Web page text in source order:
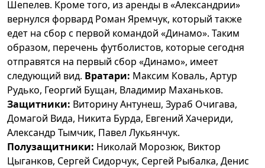
Шепелев. Кроме того, из аренды в «Александрии»
вернулся форвард Роман Яремчук, который также
едет на сбор с первой командой «Динамо». Таким
образом, перечень футболистов, которые сегодня
отправятся на первый сбор «Динамо», имеет
следующий вид. Вратари: Максим Коваль, Артур
Рудько, Георгий Бущан, Владимир Маханьков.
Защитники: Виторину Антунеш, Зураб Очигава,
Домагой Вида, Никита Бурда, Евгений Хачериди,
Александр Тымчик, Павел Лукьянчук.
Полузащитники: Николай Морозюк, Виктор
Цыганков, Сергей Сидорчук, Сергей Рыбалка, Денис